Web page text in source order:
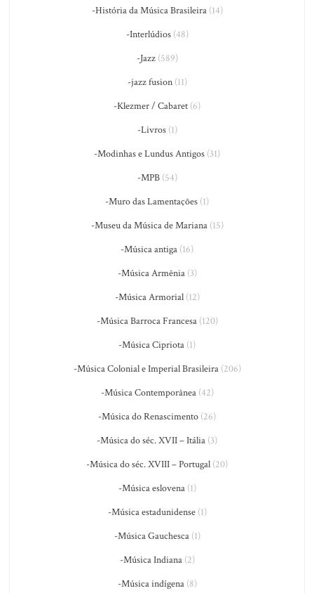
-História da Música Brasileira(14)
-Interlúdios(48)
-Jazz(589)
-jazz fusion(11)
-Klezmer / Cabaret (6)
-Livros(1)
-Modinhas e Lundus Antigos (31)
-MPB(54)
-Muro das Lamentações (1)
-Museu da Música de Mariana(15)
-Música antiga (16)
-Música Armênia(3)
-Música Armorial(12)
-Música Barroca Francesa(120)
-Música Cipriota (1)
-Música Colonial e Imperial Brasileira(206)
-Música Contemporânea(42)
-Música do Renascimento (26)
-Música do séc. XVII – Itália (3)
-Música do séc. XVIII – Portugal (20)
-Música eslovena(1)
-Música estadunidense(1)
-Música Gauchesca(1)
-Música Indiana(2)
-Música indígena(8)